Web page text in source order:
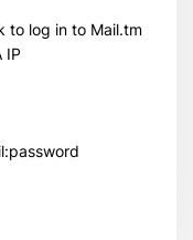
to log in to Mail.tm
IP